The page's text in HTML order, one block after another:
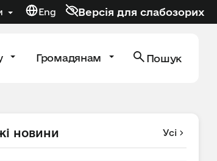
Eng Версія для слабозорих
Громадянам Пошук
новини Усі